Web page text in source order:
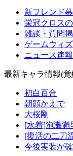
新フレンド
栄冠クロス
雑談・質問
ゲームウィ
ニュース速
最新キャラ情報(
初白百合
朝顔かえで
大桜剛
[水着]泡瀬満
[復活の二刀
今後実装が